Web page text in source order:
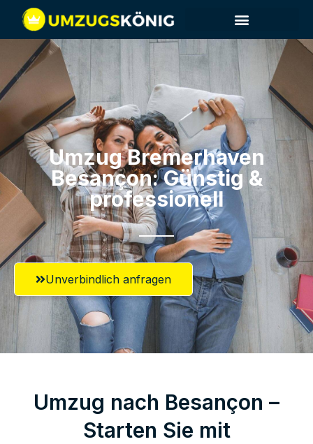
Umzug Bremerhaven​
Besançon: Günstig &
professionell​
Unverbindlich anfragen
Umzug nach Besançon –
Starten Sie mit